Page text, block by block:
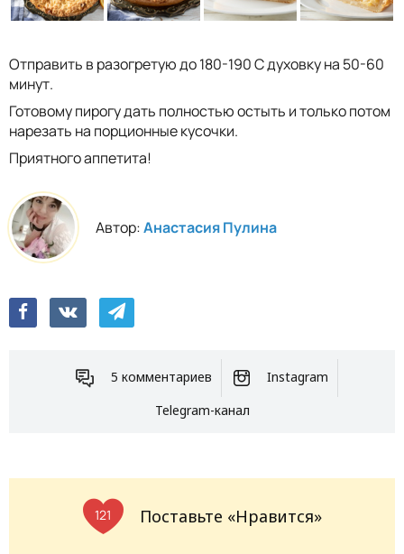
Отправить в разогретую до 180-190 С духовку на 50-60
минут.
Готовому пирогу дать полностью остыть и только потом
нарезать на порционные кусочки.
Приятного аппетита!
Автор:Анастасия Пулина
5 комментариев
Instagram
Telegram-канал
121 Поставьте «Нравится»